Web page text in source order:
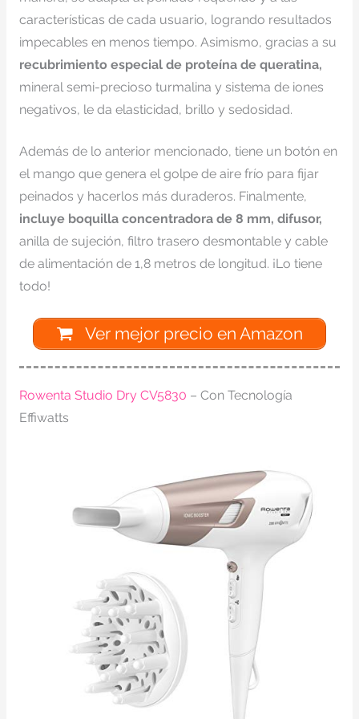
características de cada usuario, logrando resultados
impecables en menos tiempo. Asimismo, gracias a su
recubrimiento especial de proteína de queratina,
mineral semi-precioso turmalina y sistema de iones
negativos, le da elasticidad, brillo y sedosidad.
Además de lo anterior mencionado, tiene un botón en
el mango que genera el golpe de aire frío para fijar
peinados y hacerlos más duraderos. Finalmente,
incluye boquilla concentradora de 8 mm, difusor,
anilla de sujeción, filtro trasero desmontable y cable
de alimentación de 1,8 metros de longitud. ¡Lo tiene
todo!
Ver mejor precio en Amazon
Rowenta Studio Dry CV5830 – Con Tecnología
Effiwatts